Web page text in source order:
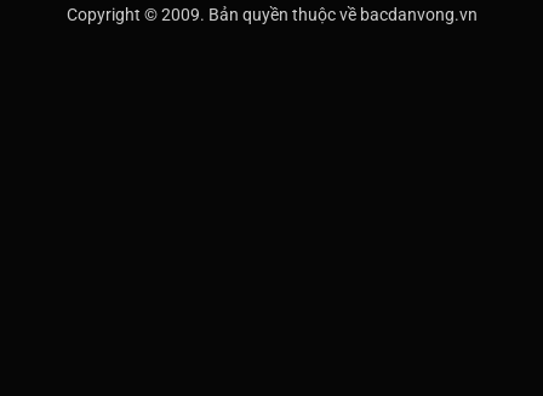
Copyright © 2009. Bản quyền thuộc về bacdanvong.vn